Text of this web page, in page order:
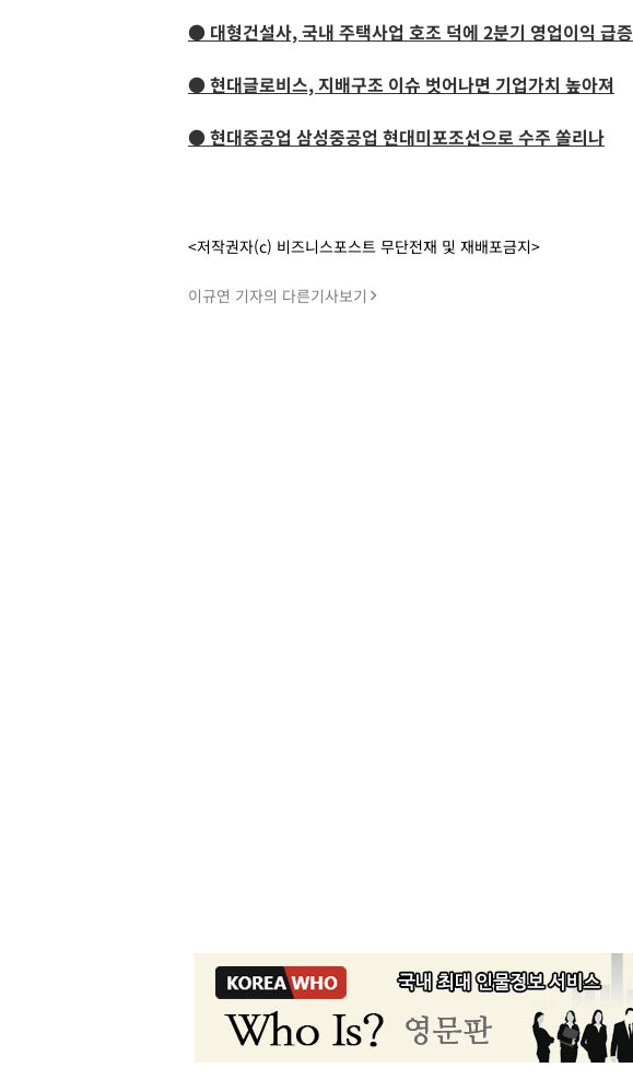
● 대형건설사, 국내 주택사업 호조 덕에 2분기 영업이익 급증
● 현대글로비스, 지배구조 이슈 벗어나면 기업가치 높아져
● 현대중공업 삼성중공업 현대미포조선으로 수주 쏠리나
<저작권자(c) 비즈니스포스트 무단전재 및 재배포금지>
이규연 기자의 다른기사보기